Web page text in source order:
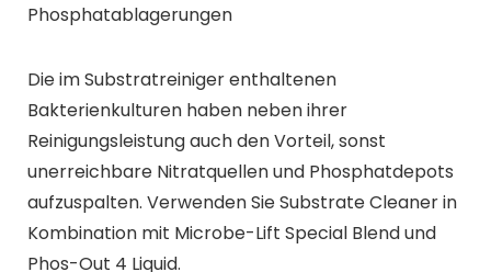
Phosphatablagerungen
Die im Substratreiniger enthaltenen
Bakterienkulturen haben neben ihrer
Reinigungsleistung auch den Vorteil, sonst
unerreichbare Nitratquellen und Phosphatdepots
aufzuspalten. Verwenden Sie Substrate Cleaner in
Kombination mit Microbe-Lift Special Blend und
Phos-Out 4 Liquid.